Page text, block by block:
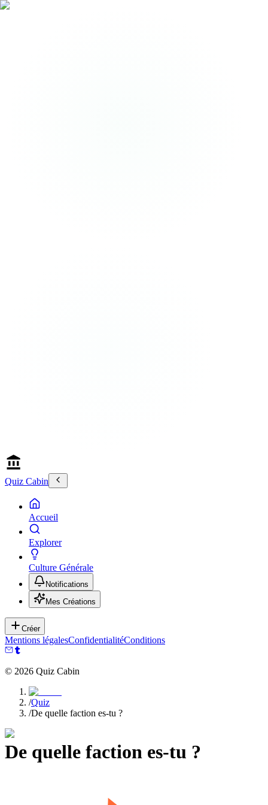
Quiz Cabin
Accueil
Explorer
Culture Générale
Notifications
Mes Créations
Créer
Mentions légalesConfidentialitéConditions
© 2026 Quiz Cabin
/Quiz
/De quelle faction es-tu ?
De quelle faction es-tu ?